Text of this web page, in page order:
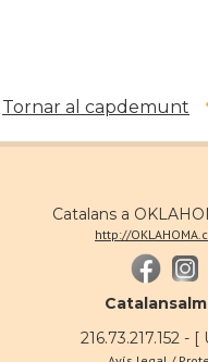
Tornar al capdemunt
Catalans a
http://
216.73.217.152 - [